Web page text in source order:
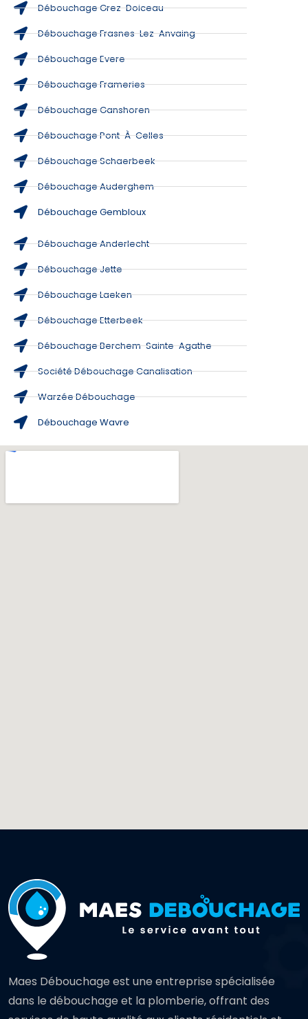
Débouchage Grez-Doiceau
Débouchage Frasnes-Lez-Anvaing
Débouchage Evere
Débouchage Frameries
Débouchage Ganshoren
Débouchage Pont-À-Celles
Débouchage Schaerbeek
Débouchage Auderghem
Débouchage Gembloux
Débouchage Anderlecht
Débouchage Jette
Débouchage Laeken
Débouchage Etterbeek
Débouchage Berchem-Sainte-Agathe
Société Débouchage Canalisation
Warzée Débouchage
Débouchage Wavre
Maes Débouchage est une entreprise spécialisée
dans le débouchage et la plomberie, offrant des